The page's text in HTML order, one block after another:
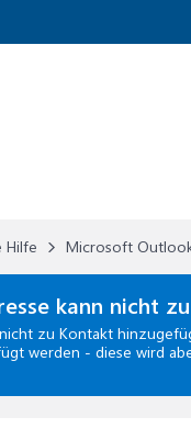
Hilfe Microsoft
kann nicht
zu Kontakt
werden - diese wird